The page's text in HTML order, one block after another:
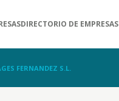
DIRECTORIO DE EMPRESAS
FERNANDEZ S.L.